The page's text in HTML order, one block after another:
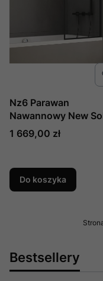
Nz6 Parawan
Nawannowy New
Black U 80x140
6mm Active Shield
New Trendy, Numer
P-0095
Cena
1 669,00 zł
Do koszyka
Bestsellery